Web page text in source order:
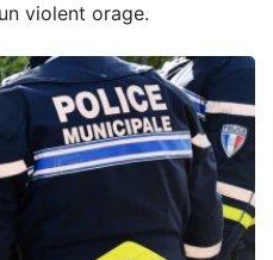
violent orage.